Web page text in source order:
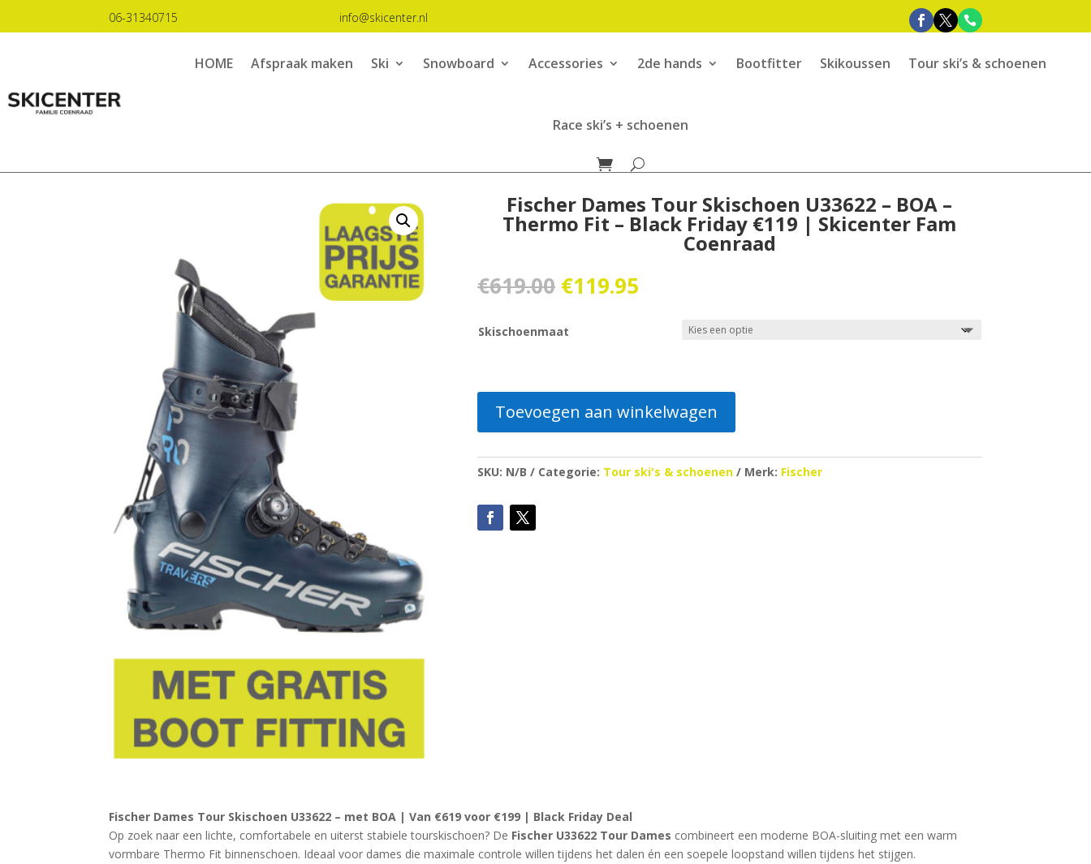
06-31340715 info@skicenter.nl
HOME Afspraak maken Ski Snowboard Accessories 2de hands Bootfitter Skikoussen Tour ski’s & schoenen
Race ski’s + schoenen
Fischer Dames Tour Skischoen U33622 – BOA –
Thermo Fit – Black Friday €119 | Skicenter Fam
Coenraad
€619.00 Oorspronkelijke
prijs
was:
€619.00.
€119.95
€119.95.
Skischoenmaat
Toevoegen aan winkelwagen
SKU: N/B Categorie: Tour ski's & schoenen Merk: Fischer
Fischer Dames Tour Skischoen U33622 – met BOA | Van €619 voor €199 | Black Friday Deal
Op zoek naar een lichte, comfortabele en uiterst stabiele tourskischoen? De Fischer U33622 Tour Dames combineert een moderne BOA-sluiting met een warm
vormbare Thermo Fit binnenschoen. Ideaal voor dames die maximale controle willen tijdens het dalen én een soepele loopstand willen tijdens het stijgen.